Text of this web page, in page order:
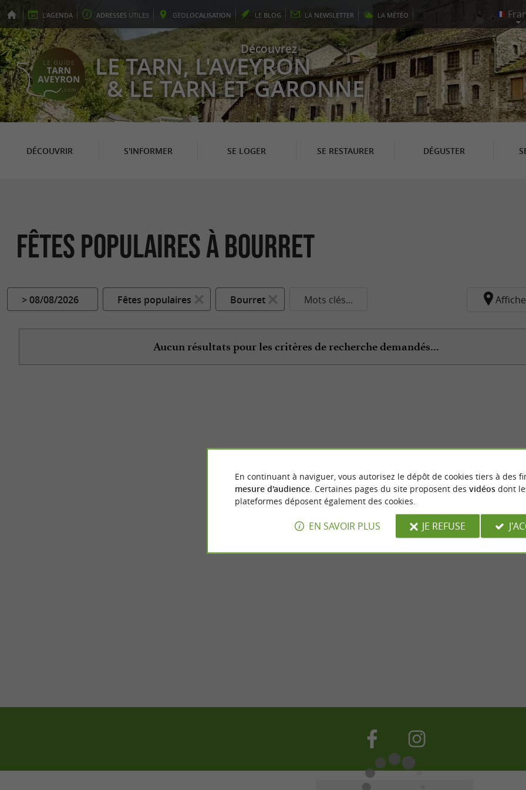
L'AGENDA ADRESSES UTILES GEOLOCALISATION LE BLOG LA NEWSLETTER LA MÉTÉO
Découvrez
LE TARN, L'AVEYRON
& LE TARN ET GARONNE
DÉCOUVRIR S'INFORMER SE LOGER SE RESTAURER DÉGUSTER
Fêtes populaires à Bourret
> 08/08/2026 Fêtes populaires Bourret Mots clés...
Aucun résultats pour les critères de recherche demandés...
En continuant à naviguer, vous autorisez le dépôt de cookies tiers à des
mesure d'audience. Certaines pages du site proposent des vidéosdont
plateformes déposent également des cookies.
EN SAVOIR PLUS JE REFUSE